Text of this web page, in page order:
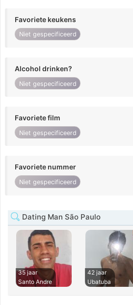
Favoriete keukens
Niet gespecificeerd
Alcohol drinken?
Niet gespecificeerd
Favoriete film
Niet gespecificeerd
Favoriete nummer
Niet gespecificeerd
Dating Man São Paulo
35 jaar
Santo Andre
42 jaar
Ubatuba